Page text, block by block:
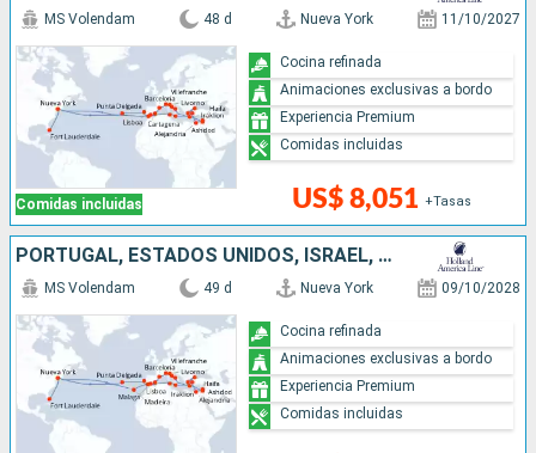
Comidas incluidas
MS Volendam 48 d Nueva York 11/10/2027
US$ 8,051 +Tasas
Cocina refinada
Animaciones exclusivas a bordo
Experiencia Premium
Comidas incluidas
PORTUGAL, ESTADOS UNIDOS, ISRAEL, ITALIA, TURQUÍA, ESPAÑA, FRANCIA, TÚNEZ, GRECIA, EGIPTO, MALTA
MS Volendam 49 d Nueva York 09/10/2028
Cocina refinada
Animaciones exclusivas a bordo
Experiencia Premium
Comidas incluidas